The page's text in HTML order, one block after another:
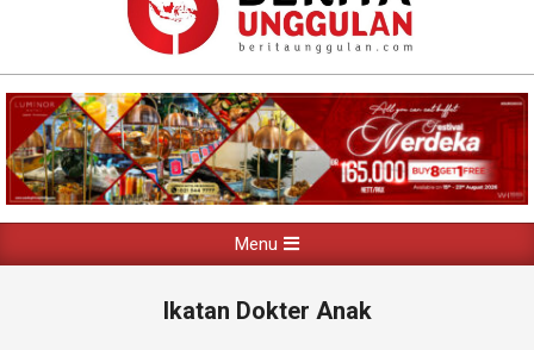
Navigation
Menu
Ikatan Dokter Anak